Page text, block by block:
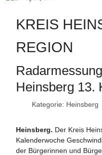
KREIS
REGION
Heinsberg 13.
Kategorie: Heinsberg
Heinsberg. Der Kreis
Kalenderwoche
der Bürgerinnen und